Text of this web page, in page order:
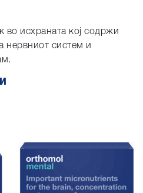
во исхраната кој содржи
нервниот систем и